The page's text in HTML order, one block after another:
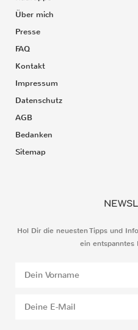
Über mich
Presse
FAQ
Kontakt
Impressum
Datenschutz
AGB
Bedanken
Sitemap
Hol Dir die neuesten Tipps und
ein entspanntes